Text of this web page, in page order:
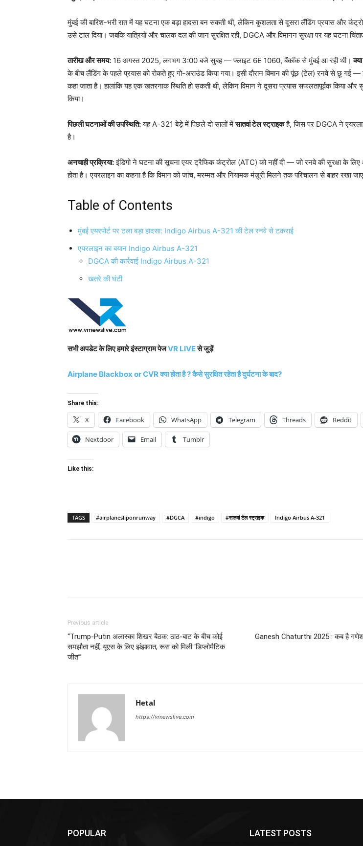
मुंबई की बारिश-भरी रात में यह घटना एक बड़ा हादसा बन सकती थी, लेकिन कुशलता से दूसरा लैंडिंग प्रयास और
उसे टाल दिया। जबकि यात्रियों और चालक दल की जान सुरक्षित रही, DGCA और विमानन सुरक्षा पर यह घटना
तारीख और समय: 16 अगस्त 2025, लगभग 3:00 बजे सुबह — फ्लाइट 6E 1060, बैंकॉक से मुंबई आ रही थी।
के बीच लैंडिंग के पहले प्रयास को रोकते हुए गो-अराउंड किया गया। इसी दौरान विमान की पूंछ (टेल) रनवे से छू गई
कहा जाता है। हालांकि यह एक खतरनाक स्थिति हो सकती थी, लेकिन विमान ने दूसरा प्रयास सफलतापूर्वक किया और
किया।
पिछली घटनाओं की उपस्थिति:यह A-321 बेड़े में पिछले दो सालों मेंसातवां टेल स्ट्राइकहै, जिस पर DGCA ने
है।
अनचाही प्रक्रिया:इंडिगो ने घटना की सूचना एयर ट्रैफिक कंट्रोल (ATC) को नहीं दी — जो रनवे की सुरक्षा के
होता है। एयरलाइन का कहना है कि विमान को जांच, मरम्मत और नियामक मंज़ूरी मिलने तक परिचालन से बाहर रखा
Table of Contents
मुंबई एयरपोर्ट पर टला बड़ा हादसा: Indigo Airbus A-321 की टेल रनवे से टकराई
एयरलाइन का बयान Indigo Airbus A-321
DGCA की कार्रवाई Indigo Airbus A-321
खतरे की घंटी
सभी अपडेट के लिए हमारे इंस्टाग्राम पेजVR LIVEसे जुड़ें
Airplane Blackbox or CVR क्या होता है ? कैसे सुरक्षित रहेता है दुर्घटना के बाद?
Share this:
X Facebook WhatsApp Telegram Threads Reddit
Nextdoor Email Tumblr
Like this:
TAGS #airplanesliponrunway #DGCA #indigo #सातवां टेल स्ट्राइक Indigo Airbus A-321
Previous article
“Trump-Putin अलास्का शिखर बैठक: ठाठ-बाट के बीच कोई
समझौता नहीं, यूएस के लिए झंझावात, रूस को मिली ‘डिप्लोमैटिक
जीत’”
Ganesh Chaturthi 2025 : कब है गणेश
Hetal
https://vrnewslive.com
POPULAR LATEST POSTS